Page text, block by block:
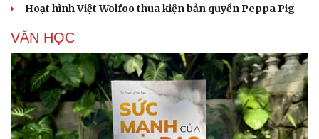
Hoạt hình Việt Wolfoo thua kiện bản quyền Peppa Pig
VĂN HỌC